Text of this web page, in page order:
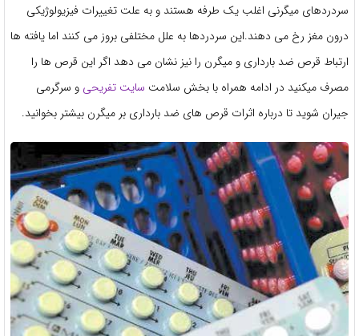
سردردهای میگرنی اغلب یک طرفه هستند و به علت تغییرات فیزیولوژیکی
درون مغز رخ می دهند.این سردردها به علل مختلفی بروز می کنند اما یافته ها
ارتباط قرص ضد بارداری و میگرن را نیز نشان می دهد اگر این قرص ها را
مصرف میکنید در ادامه همراه با بخش سلامت سایت تفریحی و سرگرمی
جیران شوید تا درباره اثرات قرص های ضد بارداری بر میگرن بیشتر بخوانید.